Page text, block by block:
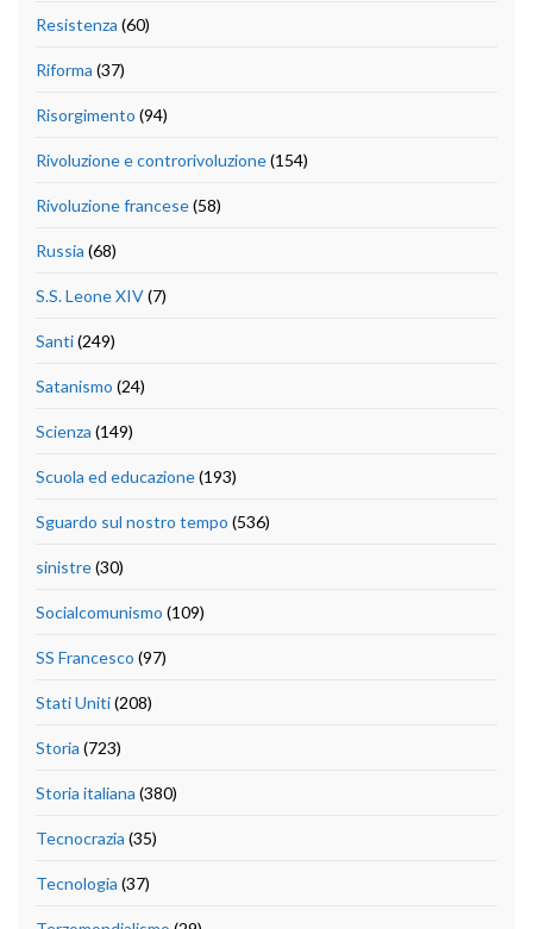
Resistenza (60)
Riforma (37)
Risorgimento (94)
Rivoluzione e controrivoluzione(154)
Rivoluzione francese(58)
Russia (68)
S.S. Leone XIV(7)
Santi(249)
Satanismo (24)
Scienza (149)
Scuola ed educazione(193)
Sguardo sul nostro tempo (536)
sinistre(30)
Socialcomunismo (109)
SS Francesco (97)
Stati Uniti(208)
Storia (723)
Storia italiana (380)
Tecnocrazia (35)
Tecnologia (37)